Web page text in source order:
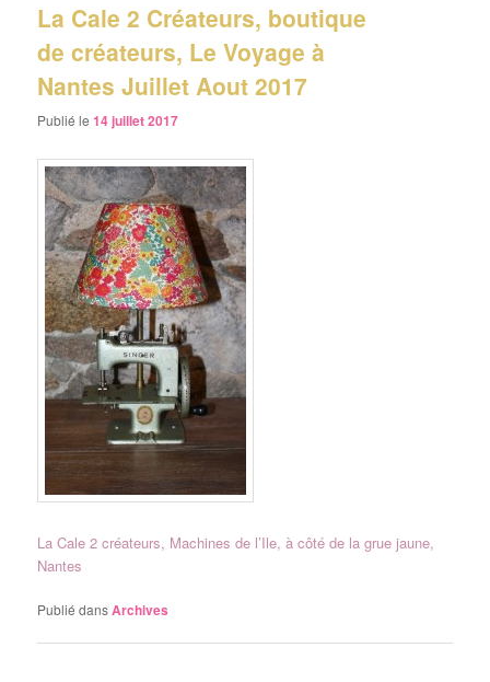
La Cale 2 Créateurs, boutique
de créateurs, Le Voyage à
Nantes Juillet Aout 2017
Publié le14 juillet 2017
La Cale 2 créateurs, Machines de l’Ile, à côté de la grue jaune,
Nantes
Publié dansArchives